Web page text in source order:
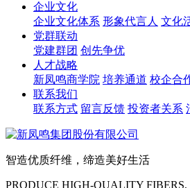
企业文化
企业文化体系 形象代言人 文化
党群联动
党建群团 创先争优
人才战略
新凤鸣商学院 培养通道 校企合
联系我们
联系方式 留言反馈 投资者关系
智造优质纤维，缔造美好生活
PRODUCE HIGH-QUALITY